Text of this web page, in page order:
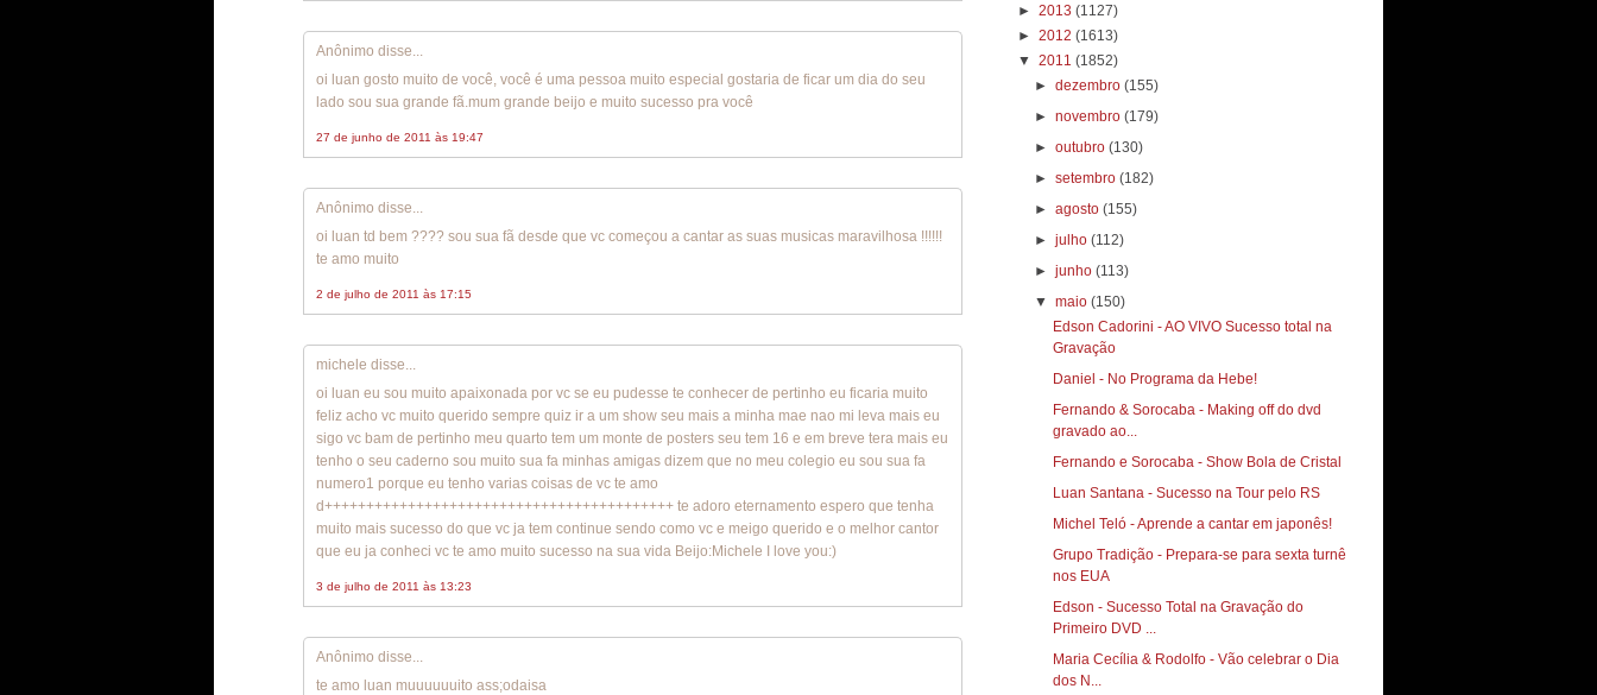
Anônimo disse...
oi luan gosto muito de você, você é uma pessoa muito especial gostaria de ficar um dia do seu
lado sou sua grande fã.mum grande beijo e muito sucesso pra você
27 de junho de 2011 às 19:47
Anônimo disse...
oi luan td bem ???? sou sua fã desde que vc começou a cantar as suas musicas maravilhosa !!!!!!
te amo muito
2 de julho de 2011 às 17:15
michele disse...
oi luan eu sou muito apaixonada por vc se eu pudesse te conhecer de pertinho eu ficaria muito
feliz acho vc muito querido sempre quiz ir a um show seu mais a minha mae nao mi leva mais eu
sigo vc bam de pertinho meu quarto tem um monte de posters seu tem 16 e em breve tera mais eu
tenho o seu caderno sou muito sua fa minhas amigas dizem que no meu colegio eu sou sua fa
numero1 porque eu tenho varias coisas de vc te amo
d++++++++++++++++++++++++++++++++++++++++++ te adoro eternamento espero que tenha
muito mais sucesso do que vc ja tem continue sendo como vc e meigo querido e o melhor cantor
que eu ja conheci vc te amo muito sucesso na sua vida Beijo:Michele I love you:)
3 de julho de 2011 às 13:23
Anônimo disse...
te amo luan muuuuuuito ass;odaisa
► 2013 (1127)
► 2012 (1613)
▼ 2011 (1852)
►dezembro(155)
►novembro(179)
►outubro(130)
►setembro(182)
►agosto(155)
►julho(112)
►junho(113)
▼maio(150)
Edson Cadorini - AO VIVO Sucesso total‏ na
Gravação
Daniel - No Programa da Hebe!‏
Fernando & Sorocaba - Making off do dvd
gravado ao...
Fernando e Sorocaba - Show Bola de Cristal
Luan Santana - Sucesso na Tour pelo RS
Michel Teló - Aprende a cantar em japonês!
Grupo Tradição - Prepara-se para sexta turnê
nos EUA
Edson - Sucesso Total na Gravação do
Primeiro DVD ...
Maria Cecília & Rodolfo - Vão celebrar o Dia
dos N...